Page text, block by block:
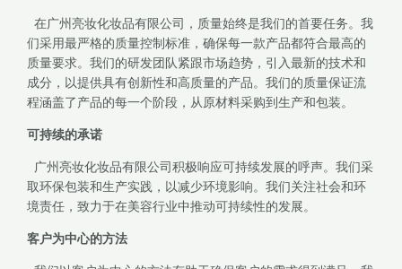
在广州亮妆化妆品有限公司，质量始终是我们的首要任务。我
们采用最严格的质量控制标准，确保每一款产品都符合最高的
质量要求。我们的研发团队紧跟市场趋势，引入最新的技术和
成分，以提供具有创新性和高质量的产品。我们的质量保证流
程涵盖了产品的每一个阶段，从原材料采购到生产和包装。
可持续的承诺
广州亮妆化妆品有限公司积极响应可持续发展的呼声。我们采
取环保包装和生产实践，以减少环境影响。我们关注社会和环
境责任，致力于在美容行业中推动可持续性的发展。
客户为中心的方法